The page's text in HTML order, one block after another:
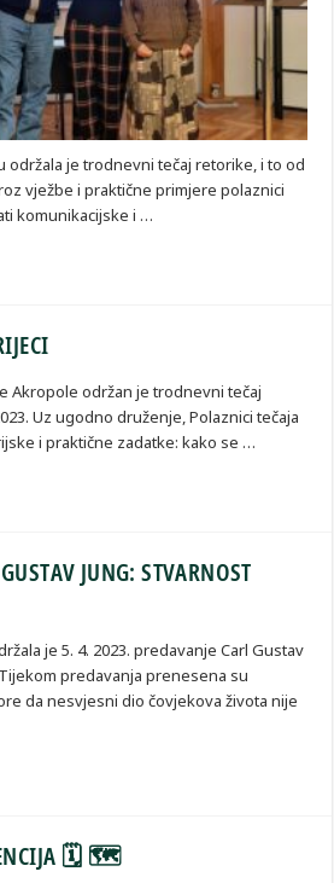
održala je trodnevni tečaj retorike, i to od
vježbe i praktične primjere polaznici
komunikacijske i …
Akropole održan je trodnevni tečaj
Uz ugodno druženje, Polaznici tečaja
i praktične zadatke: kako se …
JUNG: STVARNOST
je 5. 4. 2023. predavanje Carl Gustav
predavanja prenesena su
da nesvjesni dio čovjekova života nije
🗓 🗺